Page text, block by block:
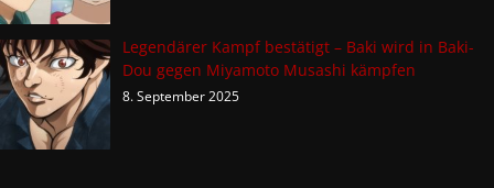
Legendärer Kampf bestätigt – Baki wird in Baki-
Dou gegen Miyamoto Musashi kämpfen
8. September 2025